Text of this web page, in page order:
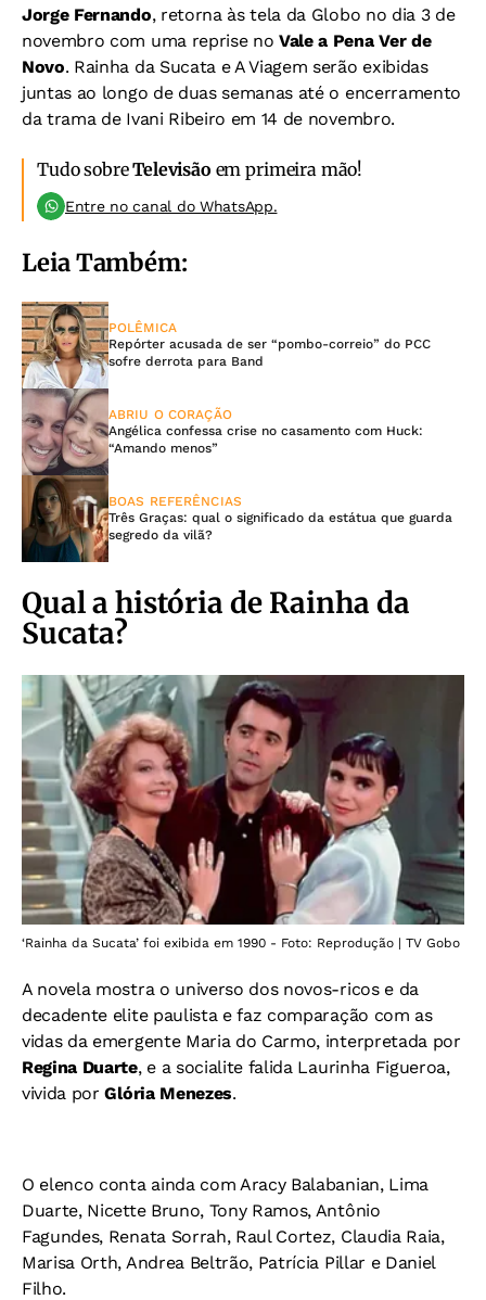
Jorge Fernando, retorna às tela da Globo no dia 3 de
novembro com uma reprise noVale a Pena Ver de
Novo. Rainha da Sucata e A Viagem serão exibidas
juntas ao longo de duas semanas até o encerramento
da trama de Ivani Ribeiro em 14 de novembro.
Tudo sobreTelevisão em primeira mão!
Entre no canal do WhatsApp.
Leia Também:
POLÊMICA
Repórter acusada de ser “pombo-correio” do PCC
sofre derrota para Band
ABRIU O CORAÇÃO
Angélica confessa crise no casamento com Huck:
“Amando menos”
BOAS REFERÊNCIAS
Três Graças: qual o significado da estátua que guarda
segredo da vilã?
Qual a história de Rainha da
Sucata?
‘Rainha da Sucata’ foi exibida em 1990 - Foto: Reprodução | TV Gobo
A novela mostra o universo dos novos-ricos e da
decadente elite paulista e faz comparação com as
vidas da emergente Maria do Carmo, interpretada por
Regina Duarte, e a socialite falida Laurinha Figueroa,
vivida porGlória Menezes.
O elenco conta ainda com Aracy Balabanian, Lima
Duarte, Nicette Bruno, Tony Ramos, Antônio
Fagundes, Renata Sorrah, Raul Cortez, Claudia Raia,
Marisa Orth, Andrea Beltrão, Patrícia Pillar e Daniel
Filho.